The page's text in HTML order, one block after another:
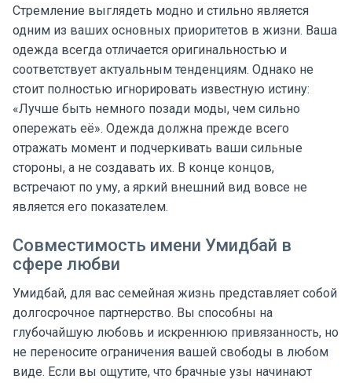
Стремление выглядеть модно и стильно является
одним из ваших основных приоритетов в жизни. Ваша
одежда всегда отличается оригинальностью и
соответствует актуальным тенденциям. Однако не
стоит полностью игнорировать известную истину:
«Лучше быть немного позади моды, чем сильно
опережать её». Одежда должна прежде всего
отражать момент и подчеркивать ваши сильные
стороны, а не создавать их. В конце концов,
встречают по уму, а яркий внешний вид вовсе не
является его показателем.
Совместимость имени Умидбай в
сфере любви
Умидбай, для вас семейная жизнь представляет собой
долгосрочное партнерство. Вы способны на
глубочайшую любовь и искреннюю привязанность, но
не переносите ограничения вашей свободы в любом
виде. Если вы ощутите, что брачные узы начинают